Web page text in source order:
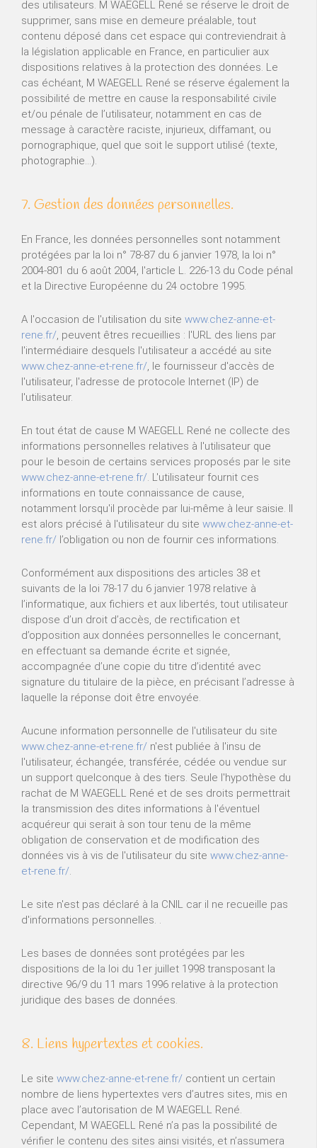
des utilisateurs. M WAEGELL René se réserve le droit de
supprimer, sans mise en demeure préalable, tout
contenu déposé dans cet espace qui contreviendrait à
la législation applicable en France, en particulier aux
dispositions relatives à la protection des données. Le
cas échéant, M WAEGELL René se réserve également la
possibilité de mettre en cause la responsabilité civile
et/ou pénale de l’utilisateur, notamment en cas de
message à caractère raciste, injurieux, diffamant, ou
pornographique, quel que soit le support utilisé (texte,
photographie…).
7. Gestion des données personnelles.
En France, les données personnelles sont notamment
protégées par la loi n° 78-87 du 6 janvier 1978, la loi n°
2004-801 du 6 août 2004, l'article L. 226-13 du Code pénal
et la Directive Européenne du 24 octobre 1995.
A l'occasion de l'utilisation du site www.chez-anne-et-
rene.fr/, peuvent êtres recueillies : l'URL des liens par
l'intermédiaire desquels l'utilisateur a accédé au site
www.chez-anne-et-rene.fr/, le fournisseur d'accès de
l'utilisateur, l'adresse de protocole Internet (IP) de
l'utilisateur.
En tout état de cause M WAEGELL René ne collecte des
informations personnelles relatives à l'utilisateur que
pour le besoin de certains services proposés par le site
www.chez-anne-et-rene.fr/. L'utilisateur fournit ces
informations en toute connaissance de cause,
notamment lorsqu'il procède par lui-même à leur saisie. Il
est alors précisé à l'utilisateur du site www.chez-anne-et-
rene.fr/ l’obligation ou non de fournir ces informations.
Conformément aux dispositions des articles 38 et
suivants de la loi 78-17 du 6 janvier 1978 relative à
l’informatique, aux fichiers et aux libertés, tout utilisateur
dispose d’un droit d’accès, de rectification et
d’opposition aux données personnelles le concernant,
en effectuant sa demande écrite et signée,
accompagnée d’une copie du titre d’identité avec
signature du titulaire de la pièce, en précisant l’adresse à
laquelle la réponse doit être envoyée.
Aucune information personnelle de l'utilisateur du site
www.chez-anne-et-rene.fr/ n'est publiée à l'insu de
l'utilisateur, échangée, transférée, cédée ou vendue sur
un support quelconque à des tiers. Seule l'hypothèse du
rachat de M WAEGELL René et de ses droits permettrait
la transmission des dites informations à l'éventuel
acquéreur qui serait à son tour tenu de la même
obligation de conservation et de modification des
données vis à vis de l'utilisateur du site www.chez-anne-
et-rene.fr/.
Le site n'est pas déclaré à la CNIL car il ne recueille pas
d'informations personnelles. .
Les bases de données sont protégées par les
dispositions de la loi du 1er juillet 1998 transposant la
directive 96/9 du 11 mars 1996 relative à la protection
juridique des bases de données.
8. Liens hypertextes et cookies.
Le site www.chez-anne-et-rene.fr/ contient un certain
nombre de liens hypertextes vers d’autres sites, mis en
place avec l’autorisation de M WAEGELL René.
Cependant, M WAEGELL René n’a pas la possibilité de
vérifier le contenu des sites ainsi visités, et n’assumera